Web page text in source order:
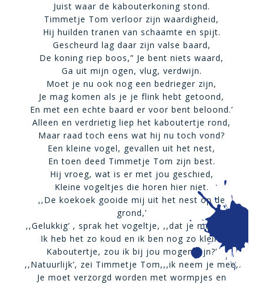
Juist waar de kabouterkoning stond.
Timmetje Tom verloor zijn waardigheid,
Hij huilden tranen van schaamte en spijt.
Gescheurd lag daar zijn valse baard,
De koning riep boos,” Je bent niets waard,
Ga uit mijn ogen, vlug, verdwijn.
Moet je nu ook nog een bedrieger zijn,
Je mag komen als je je flink hebt getoond,
En met een echte baard er voor bent beloond.’
Alleen en verdrietig liep het kaboutertje rond,
Maar raad toch eens wat hij nu toch vond?
Een kleine vogel, gevallen uit het nest,
En toen deed Timmetje Tom zijn best.
Hij vroeg, wat is er met jou geschied,
Kleine vogeltjes die horen hier niet.
,,De koekoek gooide mij uit het nest op de
grond,’
,,Gelukkig’ , sprak het vogeltje, ,,dat je me vond,
Ik heb het zo koud en ik ben nog zo klein,
Kaboutertje, zou ik bij jou mogen zijn?’
,,Natuurlijk’, zei Timmetje Tom,,,ik neem je mee,
Je moet verzorgd worden met wormpjes en